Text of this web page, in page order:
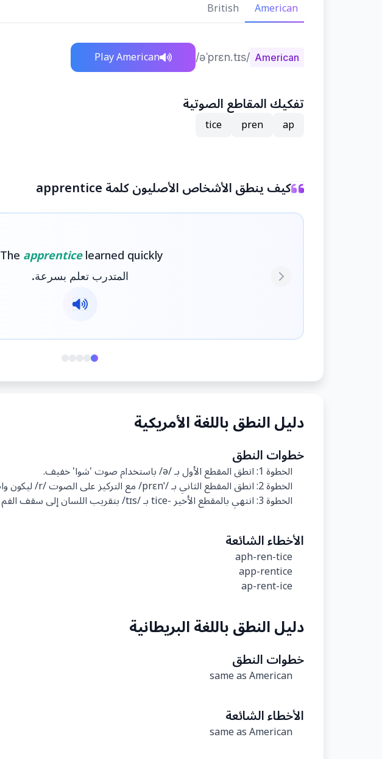
American
British
American
/əˈprɛn.tɪs/
Play American
تفكيك المقاطع الصوتية
ap
pren
tice
كيف ينطق الأشخاص الأصليون كلمة apprentice
Theapprenticelearned quickly.
المتدرب تعلم بسرعة. Next
دليل النطق باللغة الأمريكية
خطوات النطق
الخطوة 1: انطق المقطع الأول بـ /ə/ باستخدام صوت 'شوا' خفيف.
الخطوة 2: انطق المقطع الثاني بـ /ˈprɛn/ مع التركيز على الصوت /r/ ليكون واضحاً.
الخطوة 3: انتهي بالمقطع الأخير -tice بـ /tɪs/ بتقريب اللسان إلى سقف الفم لإنتاج صوت /t/ واضحاً.
الأخطاء الشائعة
aph-ren-tice
app-rentice
ap-rent-ice
دليل النطق باللغة البريطانية
خطوات النطق
same as American
الأخطاء الشائعة
same as American